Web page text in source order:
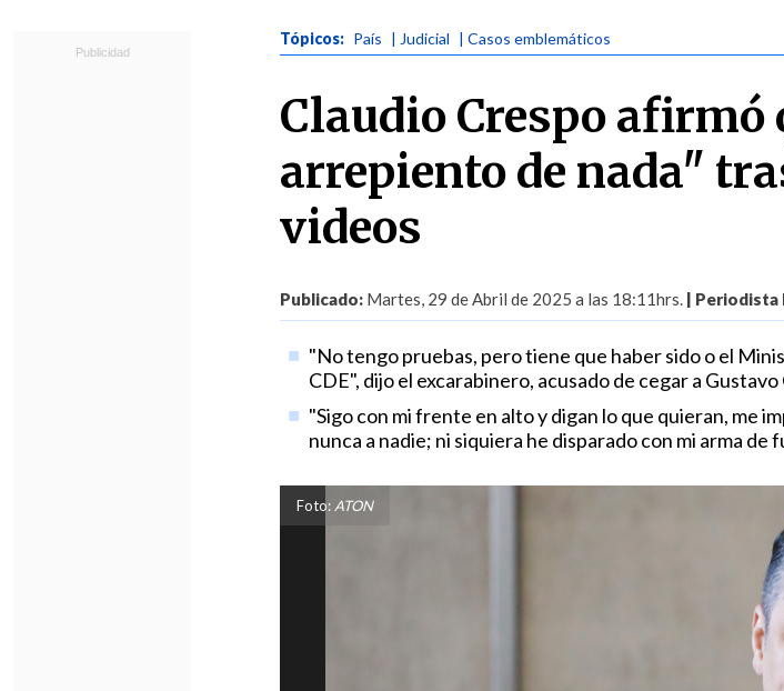
Tópicos: País | Judicial | Casos emblemáticos
Claudio Crespo afirmó
arrepiento de nada"
videos
Publicado: Martes, 29 de Abril de 2025 a las 18:11hrs. | Periodista
"No tengo pruebas, pero tiene que haber sido o el
CDE", dijo el excarabinero, acusado de cegar a
"Sigo con mi frente en alto y digan lo que quieran, me
nunca a nadie; ni siquiera he disparado con mi arma de
Foto: ATON